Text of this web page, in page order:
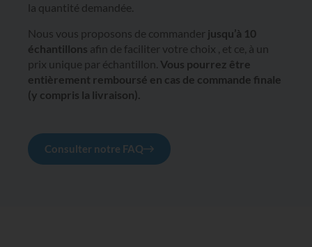
la quantité demandée.
Nous vous proposons de commander jusqu’à 10
échantillons afin de faciliter votre choix , et ce, à un
prix unique par échantillon. Vous pourrez être
entièrement remboursé en cas de commande finale
(y compris la livraison).
Consulter notre FAQ